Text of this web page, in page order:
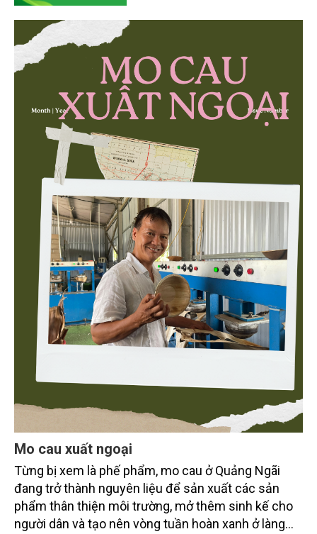
then chốt là nông nghiệp và môi trường.
Mo cau xuất ngoại
Từng bị xem là phế phẩm, mo cau ở Quảng Ngãi
đang trở thành nguyên liệu để sản xuất các sản
phẩm thân thiện môi trường, mở thêm sinh kế cho
người dân và tạo nên vòng tuần hoàn xanh ở làng